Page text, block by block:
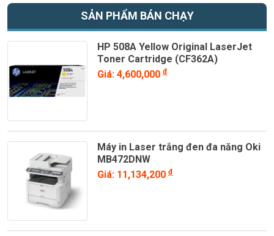
SẢN PHẨM BÁN CHẠY
HP 508A Yellow Original LaserJet
Toner Cartridge (CF362A)
Giá: 4,600,000đ
Máy in Laser trắng đen đa năng Oki
MB472DNW
Giá: 11,134,200đ